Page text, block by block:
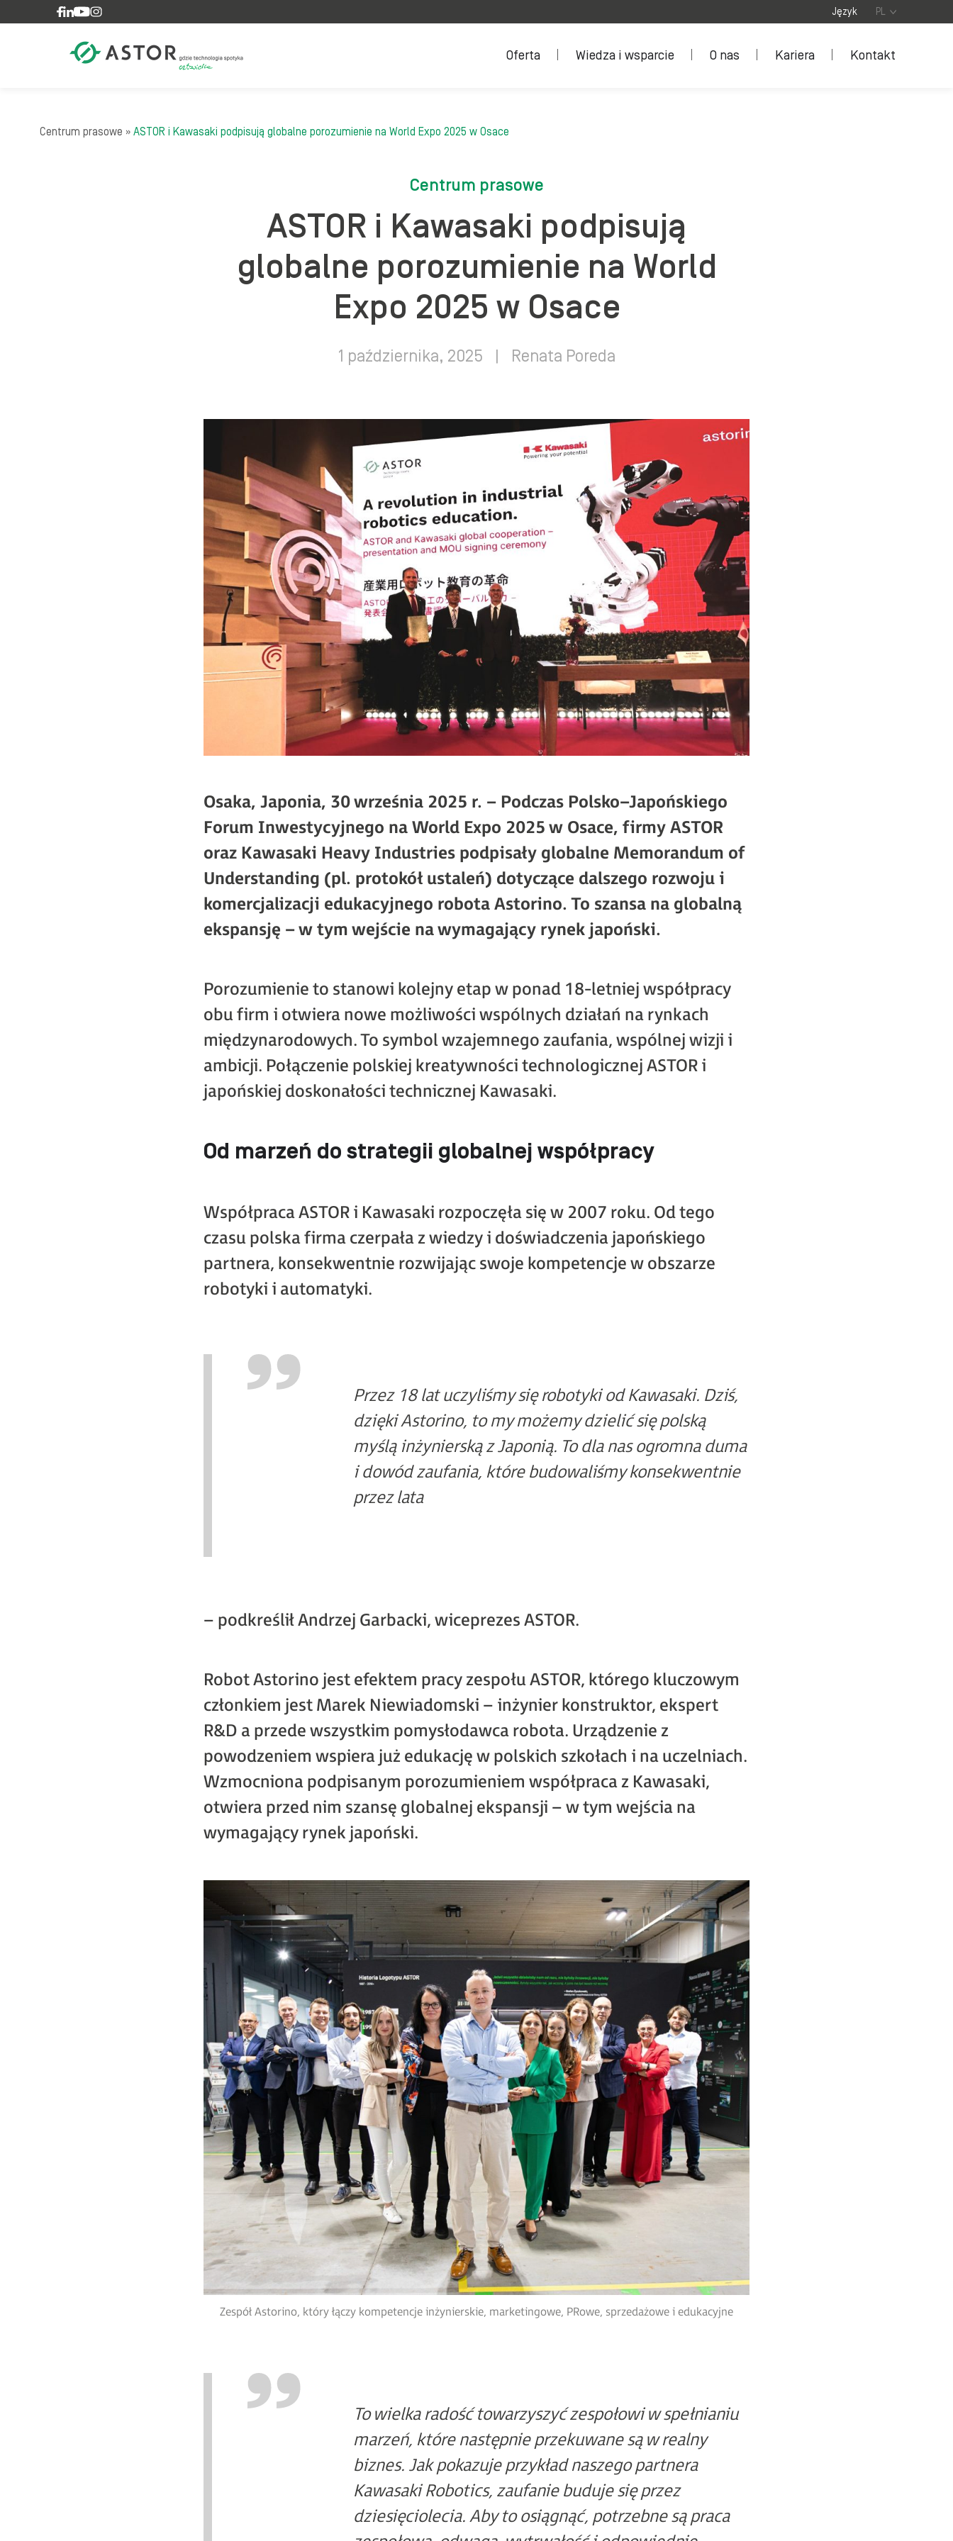
Skip to content Język PL
Oferta Wiedza i wsparcie O nas Kariera Kontakt
Centrum prasowe » ASTOR i Kawasaki podpisują globalne porozumienie na World Expo 2025 w Osace
Centrum prasowe
ASTOR i Kawasaki podpisują
globalne porozumienie na World
Expo 2025 w Osace
1 października, 2025 Renata Poreda
Osaka, Japonia, 30 września 2025 r. – Podczas Polsko–Japońskiego
Forum Inwestycyjnego na World Expo 2025 w Osace, firmy ASTOR
oraz Kawasaki Heavy Industries podpisały globalne Memorandum of
Understanding (pl. protokół ustaleń) dotyczące dalszego rozwoju i
komercjalizacji edukacyjnego robota Astorino. To szansa na globalną
ekspansję – w tym wejście na wymagający rynek japoński.
Porozumienie to stanowi kolejny etap w ponad 18-letniej współpracy
obu firm i otwiera nowe możliwości wspólnych działań na rynkach
międzynarodowych. To symbol wzajemnego zaufania, wspólnej wizji i
ambicji. Połączenie polskiej kreatywności technologicznej ASTOR i
japońskiej doskonałości technicznej Kawasaki.
Od marzeń do strategii globalnej współpracy
Współpraca ASTOR i Kawasaki rozpoczęła się w 2007 roku. Od tego
czasu polska firma czerpała z wiedzy i doświadczenia japońskiego
partnera, konsekwentnie rozwijając swoje kompetencje w obszarze
robotyki i automatyki.
Przez 18 lat uczyliśmy się robotyki od Kawasaki. Dziś,
dzięki Astorino, to my możemy dzielić się polską
myślą inżynierską z Japonią. To dla nas ogromna duma
i dowód zaufania, które budowaliśmy konsekwentnie
przez lata
– podkreślił Andrzej Garbacki, wiceprezes ASTOR.
Robot Astorino jest efektem pracy zespołu ASTOR, którego kluczowym
członkiem jest Marek Niewiadomski – inżynier konstruktor, ekspert
R&D a przede wszystkim pomysłodawca robota. Urządzenie z
powodzeniem wspiera już edukację w polskich szkołach i na uczelniach.
Wzmocniona podpisanym porozumieniem współpraca z Kawasaki,
otwiera przed nim szansę globalnej ekspansji – w tym wejścia na
wymagający rynek japoński.
Zespół Astorino, który łączy kompetencje inżynierskie, marketingowe, PRowe, sprzedażowe i edukacyjne
To wielka radość towarzyszyć zespołowi w spełnianiu
marzeń, które następnie przekuwane są w realny
biznes. Jak pokazuje przykład naszego partnera
Kawasaki Robotics, zaufanie buduje się przez
dziesięciolecia. Aby to osiągnąć, potrzebne są praca